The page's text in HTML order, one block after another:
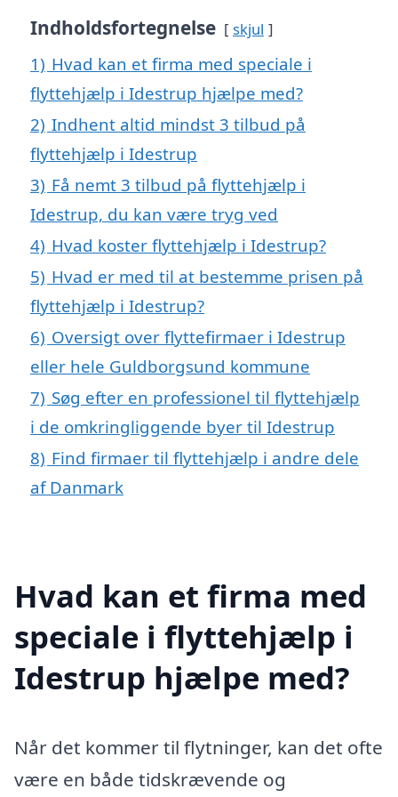
Indholdsfortegnelse skjul
1) Hvad kan et firma med speciale i
flyttehjælp i Idestrup hjælpe med?
2) Indhent altid mindst 3 tilbud på
flyttehjælp i Idestrup
3) Få nemt 3 tilbud på flyttehjælp i
Idestrup, du kan være tryg ved
4) Hvad koster flyttehjælp i Idestrup?
5) Hvad er med til at bestemme prisen på
flyttehjælp i Idestrup?
6) Oversigt over flyttefirmaer i Idestrup
eller hele Guldborgsund kommune
7) Søg efter en professionel til flyttehjælp
i de omkringliggende byer til Idestrup
8) Find firmaer til flyttehjælp i andre dele
af Danmark
Hvad kan et firma med
speciale i flyttehjælp i
Idestrup hjælpe med?
Når det kommer til flytninger, kan det ofte
være en både tidskrævende og